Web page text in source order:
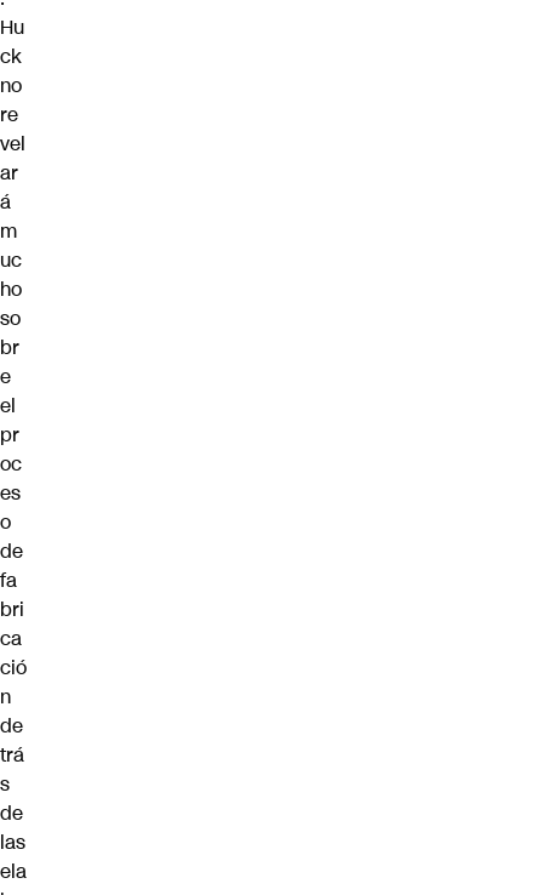
Hu
ck
no
re
vel
ar
á
m
uc
ho
so
br
e
el
pr
oc
es
o
de
fa
bri
ca
ció
n
de
trá
s
de
las
ela